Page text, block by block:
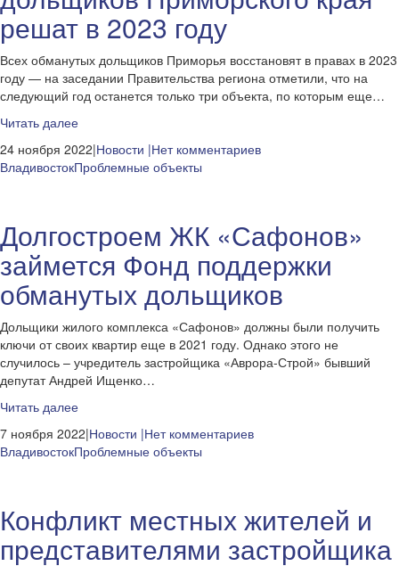
решат в 2023 году
Всех обманутых дольщиков Приморья восстановят в правах в 2023
году — на заседании Правительства региона отметили, что на
следующий год останется только три объекта, по которым еще…
Читать далее
24 ноября 2022|Новости |Нет комментариев
ВладивостокПроблемные объекты
Долгостроем ЖК «Сафонов»
займется Фонд поддержки
обманутых дольщиков
Дольщики жилого комплекса «Сафонов» должны были получить
ключи от своих квартир еще в 2021 году. Однако этого не
случилось – учредитель застройщика «Аврора-Строй» бывший
депутат Андрей Ищенко…
Читать далее
7 ноября 2022|Новости |Нет комментариев
ВладивостокПроблемные объекты
Конфликт местных жителей и
представителями застройщика